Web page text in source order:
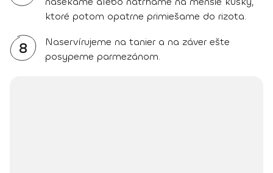
ktoré potom opatrne primiešame do rizota.
8
Naservírujeme na tanier a na záver ešte
posypeme parmezánom.